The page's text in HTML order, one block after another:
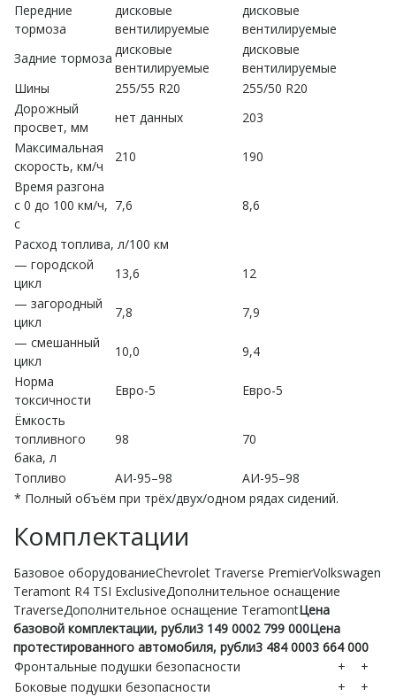
Передние
тормоза
дисковые
вентилируемые
дисковые
вентилируемые
Задние тормоза
дисковые
вентилируемые
дисковые
вентилируемые
Шины
255/55 R20
255/50 R20
Дорожный
просвет, мм
нет данных
203
Максимальная
скорость, км/ч
210
190
Время разгона
с 0 до 100 км/ч,
с
7,6 8,6
Расход топлива, л/100 км
— городской
цикл
13,6
12
— загородный
цикл
7,8
7,9
— смешанный
цикл
10,0
9,4
Норма
токсичности
Евро-5
Евро-5
Ёмкость
топливного
бака, л
98 70
Топливо АИ-95–98
АИ-95–98
* Полный объём при трёх/двух/одном рядах сидений.
Комплектации
Базовое оборудованиеChevrolet Traverse PremierVolkswagen
Teramont R4 TSI ExclusiveДополнительное оснащение
TraverseДополнительное оснащение TeramontЦена
базовой комплектации, рубли3 149 0002 799 000Цена
протестированного автомобиля, рубли3 484 0003 664 000
Фронтальные подушки безопасности
+
+
Боковые подушки безопасности
+
+